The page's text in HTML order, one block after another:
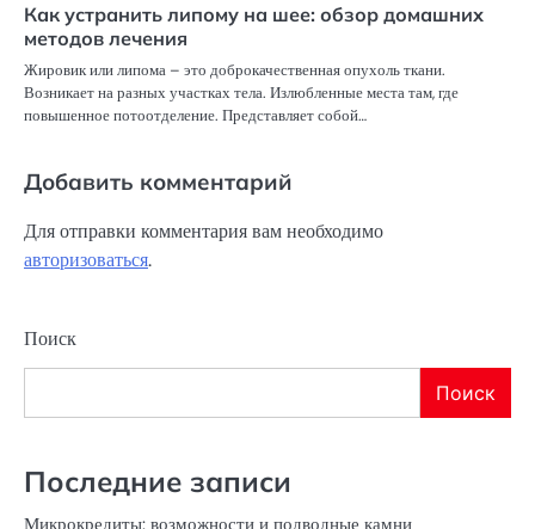
Как устранить липому на шее: обзор домашних
методов лечения
Жировик или липома – это доброкачественная опухоль ткани.
Возникает на разных участках тела. Излюбленные места там, где
повышенное потоотделение. Представляет собой…
Добавить комментарий
Для отправки комментария вам необходимо
авторизоваться.
Поиск
Поиск
Последние записи